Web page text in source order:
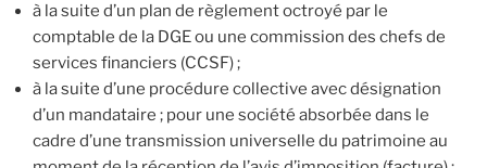
à la suite d’un plan de règlement octroyé par le
comptable de la DGE ou une commission des chefs de
services financiers (CCSF) ;
à la suite d’une procédure collective avec désignation
d’un mandataire ; pour une société absorbée dans le
cadre d’une transmission universelle du patrimoine au